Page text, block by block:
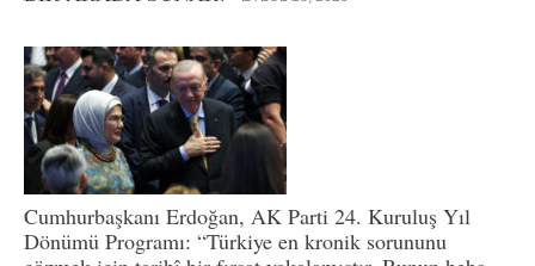
Cumhurbaşkanı Erdoğan, AK Parti 24. Kuruluş Yıl
Dönümü Programı: “Türkiye en kronik sorununu